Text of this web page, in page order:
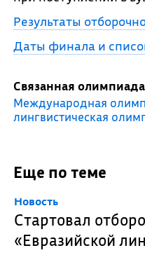
Результаты
Даты финала и
Связанная олимпиада
Международная
лингвистическая
Еще по теме
Новость
Стартовал
«Евразийской